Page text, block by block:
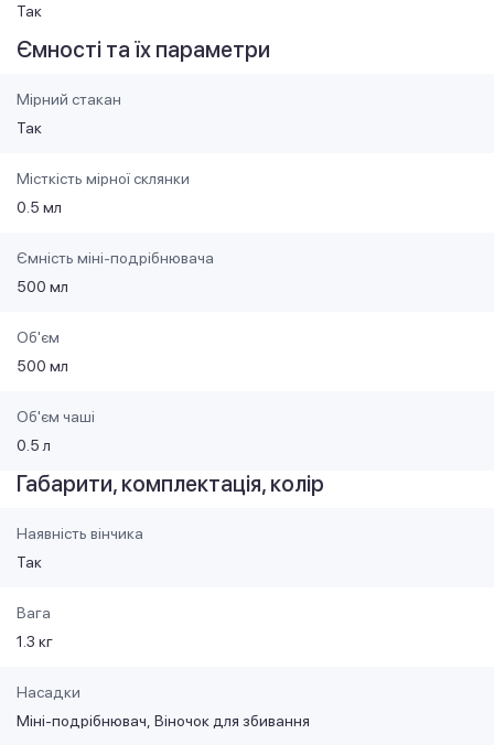
Так
Ємності та їх параметри
Мірний стакан
Так
Місткість мірної склянки
0.5 мл
Ємність міні-подрібнювача
500 мл
Об'єм
500 мл
Об'єм чаші
0.5 л
Габарити, комплектація, колір
Наявність вінчика
Так
Вага
1.3 кг
Насадки
Міні-подрібнювач Віночок для збивання